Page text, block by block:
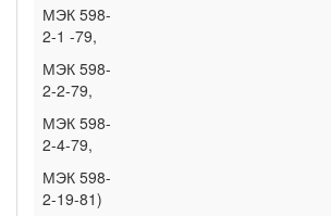
МЭК 598-
2-1 -79,
МЭК 598-
2-2-79,
МЭК 598-
2-4-79,
МЭК 598-
2-19-81)